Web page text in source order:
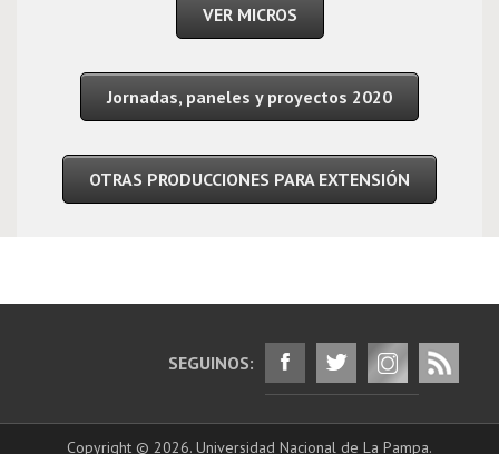
VER MICROS
Jornadas, paneles y proyectos 2020
OTRAS PRODUCCIONES PARA EXTENSIÓN
SEGUINOS:
Copyright © 2026. Universidad Nacional de La Pampa.